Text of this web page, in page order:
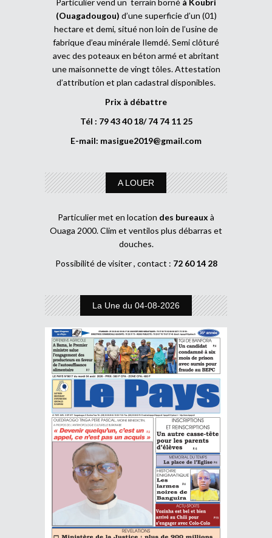
Particulier vend un terrain borné à Koubri
(Ouagadougou) d’une superficie d’un (01)
hectare et demi, situé non loin de l’usine de
fabrique d’eau minérale Ilemdé. Semi clôturé
avec des poteaux en béton armé et abritant
une maisonnette de vingt tôles. Attestation
d’attribution et plan cadastral disponibles.
Prix à débattre
Tél : 79 43 40 18/ 74 74 11 25
E-mail: masigue2019@gmail.com
A LOUER
Particulier met en location des bureaux à
Ouaga 2000. Clim et ventilos plus débarras et
douches.
Possibilité de visiter , contact : 72 60 14 28
La Une du 04-08-2026